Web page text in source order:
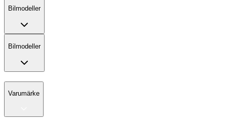
Bilmodeller
Bilmodeller
Varumärke